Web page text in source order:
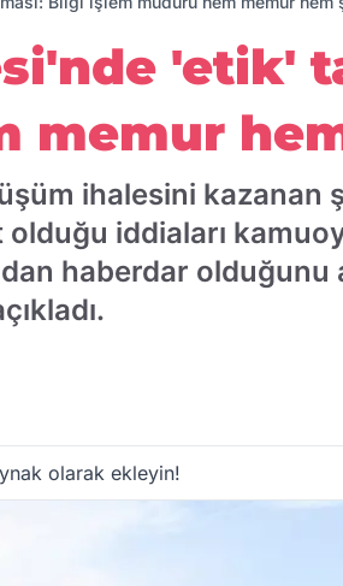
'etik'
memur
ihalesini kazanan
iddiaları
haberdar
olarak ekleyin!